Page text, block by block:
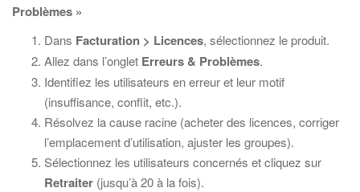
Problèmes »
Dans Facturation > Licences, sélectionnez le produit.
Allez dans l’onglet Erreurs & Problèmes.
Identifiez les utilisateurs en erreur et leur motif
(insuffisance, conflit, etc.).
Résolvez la cause racine (acheter des licences, corriger
l’emplacement d’utilisation, ajuster les groupes).
Sélectionnez les utilisateurs concernés et cliquez sur
Retraiter (jusqu’à 20 à la fois).